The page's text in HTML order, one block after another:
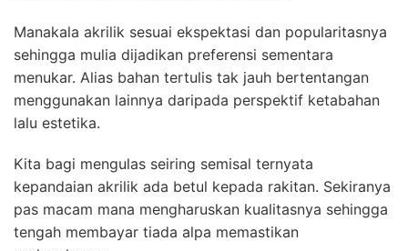
Manakala akrilik sesuai ekspektasi dan popularitasnya
sehingga mulia dijadikan preferensi sementara
menukar. Alias bahan tertulis tak jauh bertentangan
menggunakan lainnya daripada perspektif ketabahan
lalu estetika.
Kita bagi mengulas seiring semisal ternyata
kepandaian akrilik ada betul kepada rakitan. Sekiranya
pas macam mana mengharuskan kualitasnya sehingga
tengah membayar tiada alpa memastikan